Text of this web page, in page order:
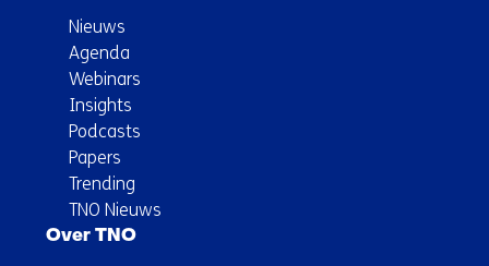
Nieuws
Agenda
Webinars
Insights
Podcasts
Papers
Trending
TNO Nieuws
Over TNO